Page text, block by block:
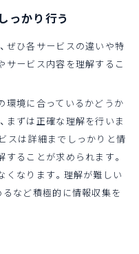
っかり行う
ぜひ各サービスの違いや特
サービス内容を理解するこ
環境に合っているかどうか
まずは正確な理解を行いま
スは詳細までしっかりと情
ることが求められます。
くなります。理解が難しい
るなど積極的に情報収集を